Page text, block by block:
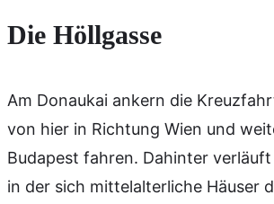
Die Höllgasse
Am Donaukai ankern die
von hier in Richtung Wien und
Budapest fahren. Dahinter verläuft
in der sich mittelalterliche Häuser